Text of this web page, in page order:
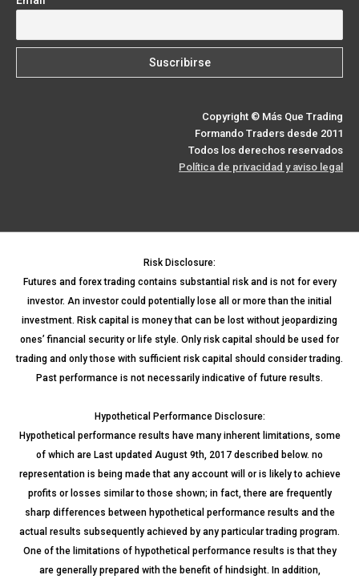
Copyright © Más Que Trading
Formando Traders desde 2011
Todos los derechos reservados
Política de privacidad y aviso legal
Risk Disclosure:
Futures and forex trading contains substantial risk and is not for every
investor. An investor could potentially lose all or more than the initial
investment. Risk capital is money that can be lost without jeopardizing
ones’ financial security or life style. Only risk capital should be used for
trading and only those with sufficient risk capital should consider trading.
Past performance is not necessarily indicative of future results.
Hypothetical Performance Disclosure:
Hypothetical performance results have many inherent limitations, some
of which are Last updated August 9th, 2017 described below. no
representation is being made that any account will or is likely to achieve
profits or losses similar to those shown; in fact, there are frequently
sharp differences between hypothetical performance results and the
actual results subsequently achieved by any particular trading program.
One of the limitations of hypothetical performance results is that they
are generally prepared with the benefit of hindsight. In addition,